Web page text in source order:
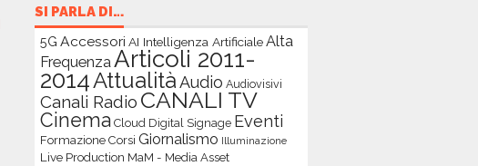
SI PARLA DI…
5G Accessori AI Intelligenza ArtificialeAlta
FrequenzaArticoli 2011-
2014AttualitàAudio Audiovisivi
Canali Radio CANALI TV
Cinema Cloud Digital Signage Eventi
Formazione Corsi Giornalismo Illuminazione
Live Production MaM - Media Asset